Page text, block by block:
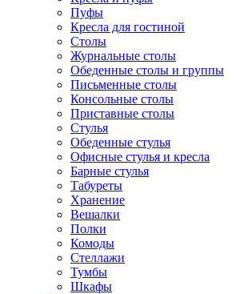
Пуфы
Кресла для гостиной
Столы
Журнальные столы
Обеденные столы и группы
Письменные столы
Консольные столы
Приставные столы
Стулья
Обеденные стулья
Офисные стулья и кресла
Барные стулья
Табуреты
Хранение
Вешалки
Полки
Комоды
Стеллажи
Тумбы
Шкафы